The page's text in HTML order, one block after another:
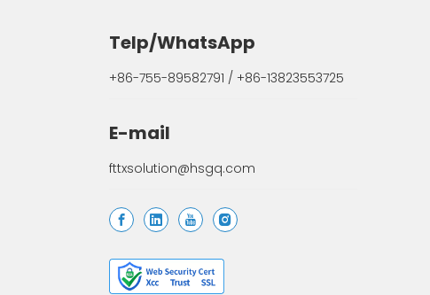
Telp/WhatsApp
+86-755-89582791 / +86-13823553725
E-mail
fttxsolution@hsgq.com